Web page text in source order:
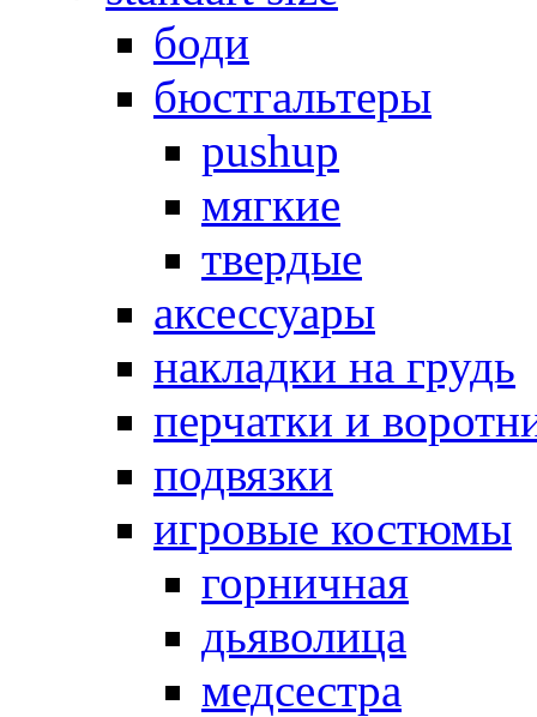
боди
бюстгальтеры
pushup
мягкие
твердые
аксессуары
накладки на грудь
перчатки и
подвязки
игровые костюмы
горничная
дьяволица
медсестра